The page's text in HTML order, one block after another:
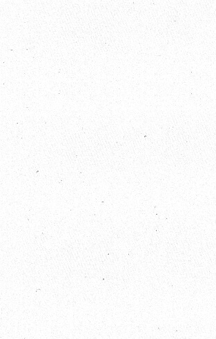
歐比邁國際開發有限公司